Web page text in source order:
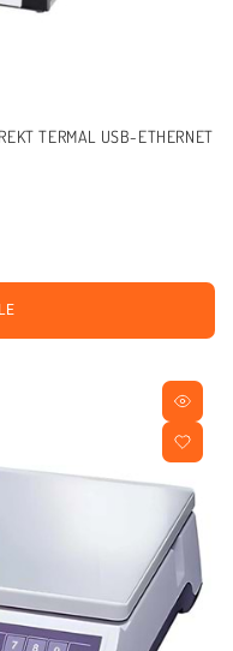
TERMAL USB-ETHERNET